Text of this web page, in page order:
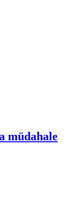
müdahale